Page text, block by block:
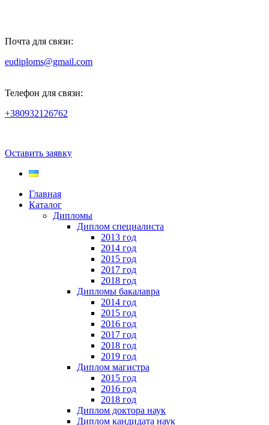
Почта для связи:
eudiploms@gmail.com
Телефон для связи:
+380932126762
Оставить заявку
Главная
Каталог
Дипломы
Диплом специалиста
2013 год
2014 год
2015 год
2017 год
2018 год
Дипломы бакалавра
2014 год
2015 год
2016 год
2017 год
2018 год
2019 год
Диплом магистра
2015 год
2016 год
2018 год
Диплом доктора наук
Диплом кандидата наук